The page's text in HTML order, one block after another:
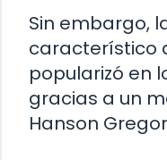
Sin embargo,
característico
popularizó en
gracias a un
Hanson